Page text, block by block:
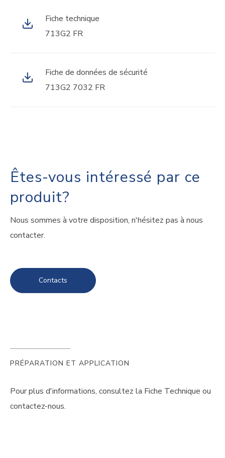
Fiche technique
713G2 FR
Fiche de données de sécurité
713G2 7032 FR
Êtes-vous intéressé par ce
produit?
Nous sommes à votre disposition, n'hésitez pas à nous
contacter.
Contacts
PRÉPARATION ET APPLICATION
Pour plus d'informations, consultez la Fiche Technique ou
contactez-nous.